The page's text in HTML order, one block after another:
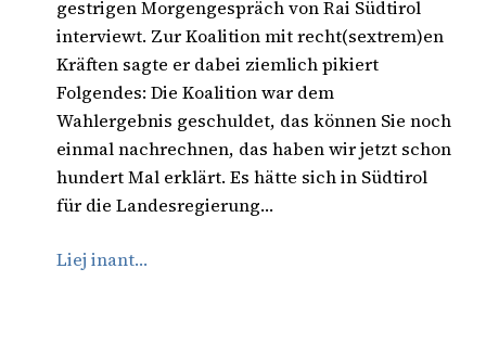
gestrigen Morgengespräch von Rai Südtirol
interviewt. Zur Koalition mit recht(sextrem)en
Kräften sagte er dabei ziemlich pikiert
Folgendes: Die Koalition war dem
Wahlergebnis geschuldet, das können Sie noch
einmal nachrechnen, das haben wir jetzt schon
hundert Mal erklärt. Es hätte sich in Südtirol
für die Landesregierung…
Liej inant…